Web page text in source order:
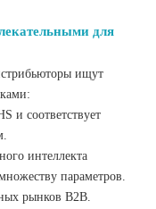
для
ищут
и соответствует
интеллекта
параметров.
рынков B2B.